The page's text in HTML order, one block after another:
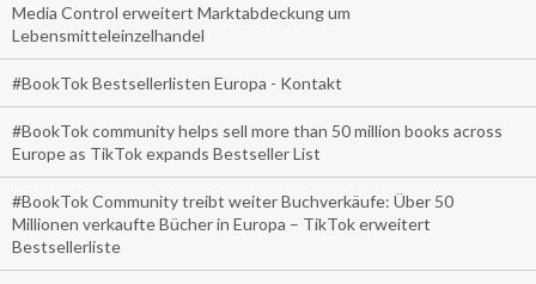
Media Control erweitert Marktabdeckung um
Lebensmitteleinzelhandel
#BookTok Bestsellerlisten Europa - Kontakt
#BookTok community helps sell more than 50 million books across
Europe as TikTok expands Bestseller List
#BookTok Community treibt weiter Buchverkäufe: Über 50
Millionen verkaufte Bücher in Europa – TikTok erweitert
Bestsellerliste